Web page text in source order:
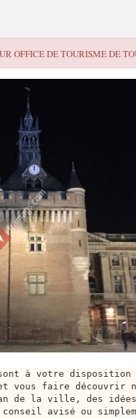
OFFICE DE TOURISME DE
à votre disposition
vous faire découvrir
de la ville, des
avisé ou